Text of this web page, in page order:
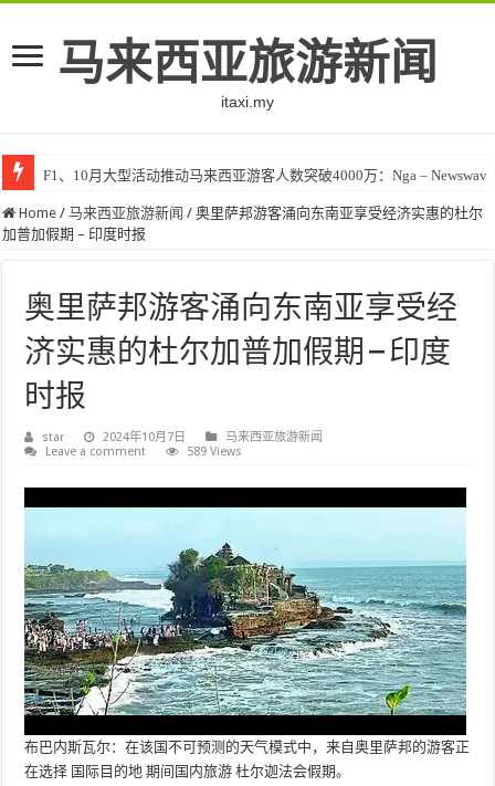
马来西亚旅游新闻
itaxi.my
F1、10月大型活动推动马来西亚游客人数突破4000万：Nga – Newswav
Home / 马来西亚旅游新闻 / 奥里萨邦游客涌向东南亚享受经济实惠的杜尔
加普加假期 – 印度时报
奥里萨邦游客涌向东南亚享受经
济实惠的杜尔加普加假期 – 印度
时报
star 2024年10月7日
马来西亚旅游新闻
Leave a comment
589 Views
布巴内斯瓦尔：在该国不可预测的天气模式中，来自奥里萨邦的游客正
在选择 国际目的地 期间国内旅游杜尔迦法会假期。